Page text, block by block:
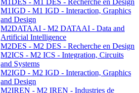
M1DES - M1 DES - Recherche en Design
M1IGD - M1 IGD - Interaction, Graphics
and Design
M2DATAAI - M2 DATAAI - Data and
Artificial Intelligence
M2DES - M2 DES - Recherche en Design
M2ICS - M2 ICS - Integration, Circuits
and Systems
M2IGD - M2 IGD - Interaction, Graphics
and Design
M2IREN - M2 IREN - Industries de